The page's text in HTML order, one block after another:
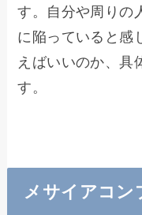
す。自分や周りの
に陥っていると感
えばいいのか、具
す。
メサイアコン